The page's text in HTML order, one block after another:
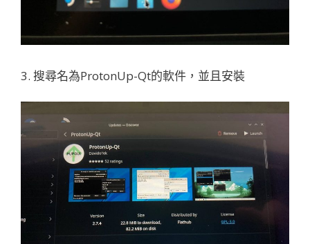
3. 搜尋名為ProtonUp-Qt的軟件，並且安裝